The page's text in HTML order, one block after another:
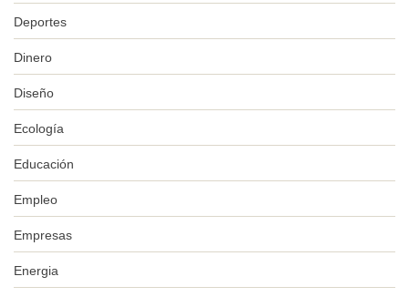
Deportes
Dinero
Diseño
Ecología
Educación
Empleo
Empresas
Energia